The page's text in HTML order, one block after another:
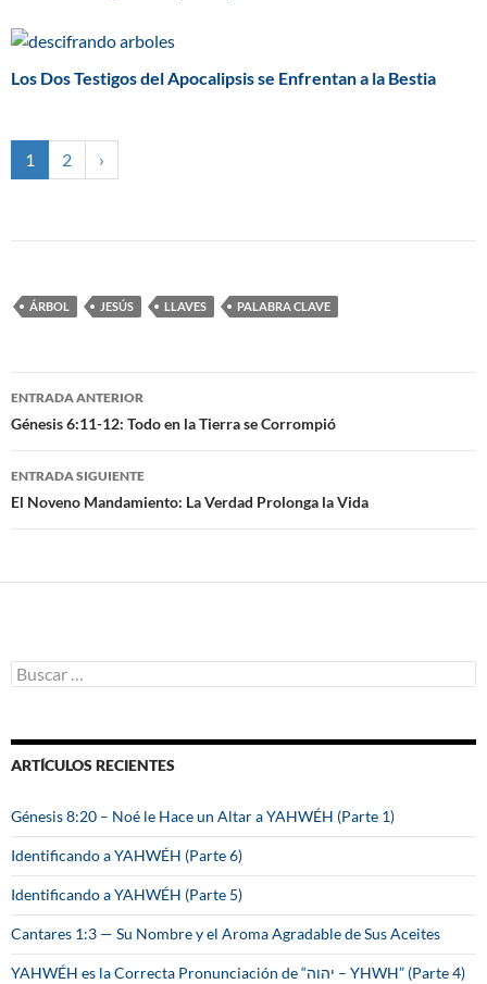
Los Dos Testigos del Apocalipsis se Enfrentan a la Bestia
1 2 ›
ÁRBOL JESÚS LLAVES PALABRA CLAVE
Navegación
de
entradas
ENTRADA ANTERIOR
Génesis 6:11-12: Todo en la Tierra se Corrompió
ENTRADA SIGUIENTE
El Noveno Mandamiento: La Verdad Prolonga la Vida
B
u
a
r
ARTÍCULOS RECIENTES
Génesis 8:20 – Noé le Hace un Altar a YAHWÉH (Parte 1)
Identificando a YAHWÉH (Parte 6)
Identificando a YAHWÉH (Parte 5)
Cantares 1:3 — Su Nombre y el Aroma Agradable de Sus Aceites
YAHWÉH es la Correcta Pronunciación de “יהוה – YHWH” (Parte 4)